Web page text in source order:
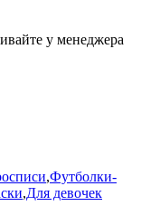
у менеджера
,Футболки-
,Для девочек